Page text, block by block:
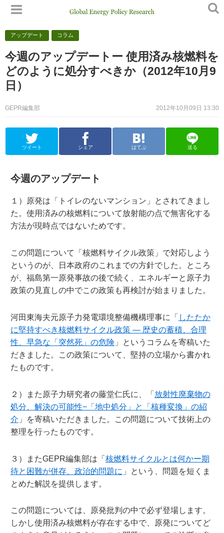
アップデート コラム
今週のアップデートー 使用済み核燃料を
どのように処分すべきか（2012年10月9
日）
2012年10月09日 13:30
GEPR編集部
ツイート シェア はてぶ 送る
今週のアップデート
１）原発は「トイレのないマンション」とされてきまし
た。使用済みの核燃料について放射能の点で無害化する
方法が現時点ではないためです。
この問題について「核燃料サイクル政策」で対応しよう
というのが、日本政府のこれまでの方針でした。ところ
が、福島第一原発事故の後で続く、エネルギーと原子力
政策の見直しの中でこの政策も再検討が始まりました。
河田東海夫元原子力発電環境整備機構理事に「 したたか
に堅持すべき核燃料サイクル政策 — 歴史の蓄積、合理
性、早急な「突然死」の危険 」というコラムを寄稿いた
だきました。この政策について、堅持の立場から書かれ
たものです。
２）また原子力研究者の藤堂仁氏に、「 放射性廃棄物の
処分、解決の可能性−「地中処分」と「核種変換」の紹
介 」を寄稿いただきました。この問題について技術上の
整理を行ったものです。
３）またGEPR編集部は「 核燃料サイクルとは何かー期
待と困難が併存、政治的問題に 」という、問題を短くま
とめた解説を提供します。
この問題については、原発批判の中で必ず登場します。
しかし使用済み核燃料が存在する中で、原発についてど